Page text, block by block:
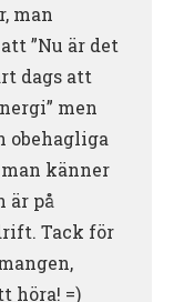
man
”Nu är det
dags att
men
obehagliga
känner
är på
Tack för
höra! =)